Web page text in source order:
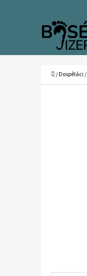
Domů
/Dospěláci/
Í
Zpět
do
obchodu
Zpět
do
obchodu